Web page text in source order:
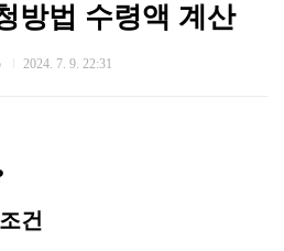
방법 수령액 계산
2024. 7. 9. 22:31
건